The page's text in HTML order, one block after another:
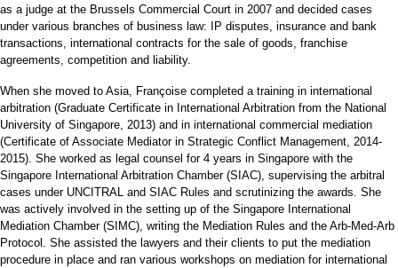
as a judge at the Brussels Commercial Court in 2007 and decided cases
under various branches of business law: IP disputes, insurance and bank
transactions, international contracts for the sale of goods, franchise
agreements, competition and liability.
When she moved to Asia, Françoise completed a training in international
arbitration (Graduate Certificate in International Arbitration from the National
University of Singapore, 2013) and in international commercial mediation
(Certificate of Associate Mediator in Strategic Conflict Management, 2014-
2015). She worked as legal counsel for 4 years in Singapore with the
Singapore International Arbitration Chamber (SIAC), supervising the arbitral
cases under UNCITRAL and SIAC Rules and scrutinizing the awards. She
was actively involved in the setting up of the Singapore International
Mediation Chamber (SIMC), writing the Mediation Rules and the Arb-Med-Arb
Protocol. She assisted the lawyers and their clients to put the mediation
procedure in place and ran various workshops on mediation for international